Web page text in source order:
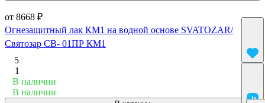
от 8668 ₽
Огнезащитный лак КМ1 на водной основе SVATOZAR/
Святозар СВ- 01ПР КМ1
5
1
В наличии
В наличии